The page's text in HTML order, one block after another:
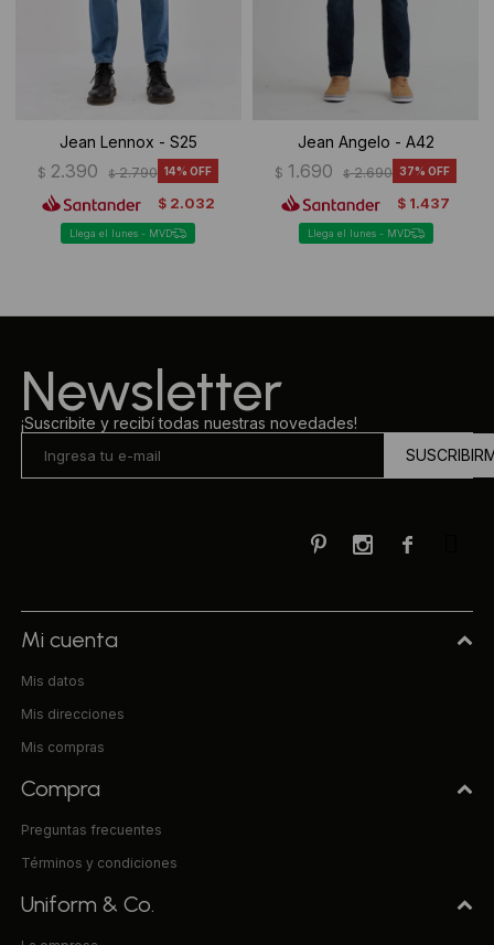
Jean Lennox - S25
$ 2.390 $ 2.790 14
$ 2.032
Llega el lunes - MVD
Jean Angelo - A42
$ 1.690 $ 2.690 37
$ 1.437
Llega el lunes - MVD
Newsletter
¡Suscribite y recibí todas nuestras novedades!

 
Mi cuenta
Mis datos
Mis direcciones
Mis compras
Compra
Preguntas frecuentes
Términos y condiciones
Uniform & Co.